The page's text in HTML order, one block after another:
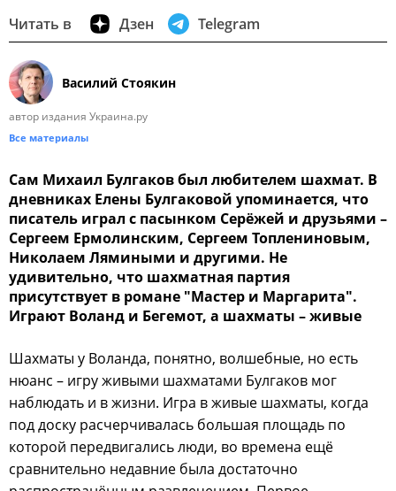
Читать в Дзен Telegram
Василий Стоякин
автор издания Украина.ру
Все материалы
Сам Михаил Булгаков был любителем шахмат. В
дневниках Елены Булгаковой упоминается, что
писатель играл с пасынком Серёжей и друзьями –
Сергеем Ермолинским, Сергеем Топлениновым,
Николаем Лямиными и другими. Не
удивительно, что шахматная партия
присутствует в романе "Мастер и Маргарита".
Играют Воланд и Бегемот, а шахматы – живые
Шахматы у Воланда, понятно, волшебные, но есть
нюанс – игру живыми шахматами Булгаков мог
наблюдать и в жизни. Игра в живые шахматы, когда
под доску расчерчивалась большая площадь по
которой передвигались люди, во времена ещё
сравнительно недавние была достаточно